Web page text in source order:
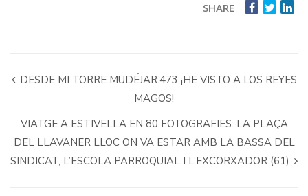
SHARE
DESDE MI TORRE MUDÉJAR.473 ¡HE VISTO A LOS REYES
MAGOS!
VIATGE A ESTIVELLA EN 80 FOTOGRAFIES: LA PLAÇA
DEL LLAVANER LLOC ON VA ESTAR AMB LA BASSA DEL
SINDICAT, L’ESCOLA PARROQUIAL I L’EXCORXADOR (61)